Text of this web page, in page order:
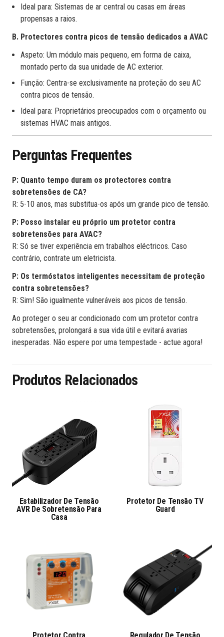
Ideal para: Sistemas de ar central ou casas em áreas
propensas a raios.
B. Protectores contra picos de tensão dedicados a AVAC
Aspeto: Um módulo mais pequeno, em forma de caixa,
montado perto da sua unidade de AC exterior.
Função: Centra-se exclusivamente na proteção do seu AC
contra picos de tensão.
Ideal para: Proprietários preocupados com o orçamento ou
sistemas HVAC mais antigos.
Perguntas Frequentes
P: Quanto tempo duram os protectores contra
sobretensões de CA?
R: 5-10 anos, mas substitua-os após um grande pico de tensão.
P: Posso instalar eu próprio um protetor contra
sobretensões para AVAC?
R: Só se tiver experiência em trabalhos eléctricos. Caso
contrário, contrate um eletricista.
P: Os termóstatos inteligentes necessitam de proteção
contra sobretensões?
R: Sim! São igualmente vulneráveis aos picos de tensão.
Ao proteger o seu ar condicionado com um protetor contra
sobretensões, prolongará a sua vida útil e evitará avarias
inesperadas. Não espere por uma tempestade - actue agora!
Produtos Relacionados
Estabilizador De Tensão
AVR De Sobretensão Para
Casa
Protetor De Tensão TV
Guard
Protetor Contra Regulador De Tensão